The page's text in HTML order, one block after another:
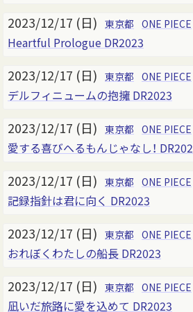
2023/12/17 (日) 東京都 ONE PIECE
Heartful Prologue DR2023
2023/12/17 (日) 東京都 ONE PIECE
デルフィニュームの抱擁 DR2023
2023/12/17 (日) 東京都 ONE PIECE
愛する喜びへるもんじゃなし！
2023/12/17 (日) 東京都 ONE PIECE
記録指針は君に向く DR2023
2023/12/17 (日) 東京都 ONE PIECE
おれぼくわたしの船長 DR2023
2023/12/17 (日) 東京都 ONE PIECE
凪いだ旅路に愛を込めて DR2023